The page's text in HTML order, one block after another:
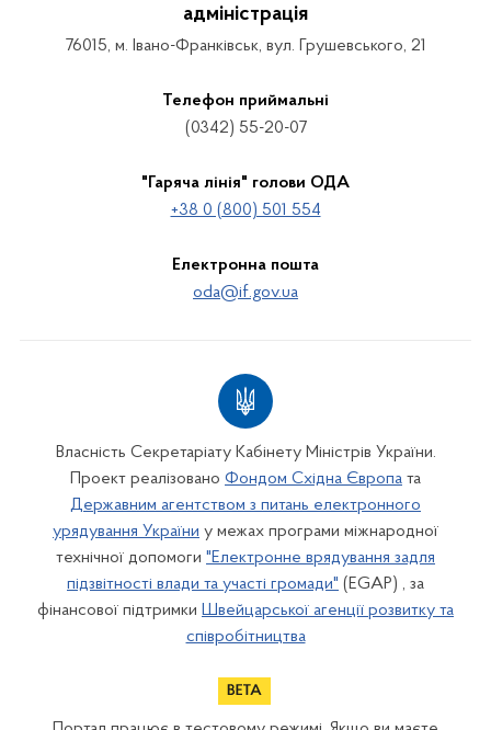
адміністрація
76015, м. Івано-Франківськ, вул. Грушевського, 21
Телефон приймальні
(0342) 55-20-07
"Гаряча лінія" голови ОДА
+38 0 (800) 501 554
Електронна пошта
oda@if.gov.ua
Власність Секретаріату Кабінету Міністрів України.
Проект реалізовано Фондом Східна Європа та
Державним агентством з питань електронного
урядування України у межах програми міжнародної
технічної допомоги "Електронне врядування задля
підзвітності влади та участі громади" (EGAP) , за
фінансової підтримки Швейцарської агенції розвитку та
співробітництва